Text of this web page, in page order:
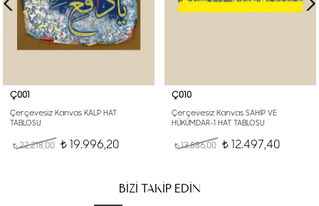
Ç001
Çerçevesiz Kanvas KALP HAT
TABLOSU
t22.218,00 t 19.996,20
Ç010
Çerçevesiz Kanvas SAHİP VE
HÜKÜMDAR-1 HAT TABLOSU
t13.886,00 t 12.497,40
BİZİ TAKİP EDİN